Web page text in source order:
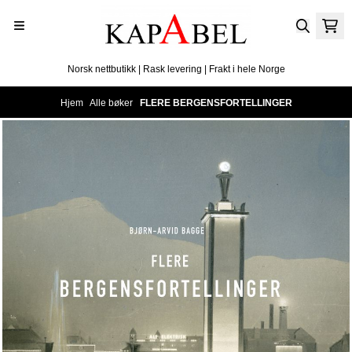
Norsk nettbutikk | Rask levering | Frakt i hele Norge
Hjem Alle bøker FLERE BERGENSFORTELLINGER